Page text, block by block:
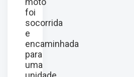
foi
socorrida
e
encaminhada
para
uma